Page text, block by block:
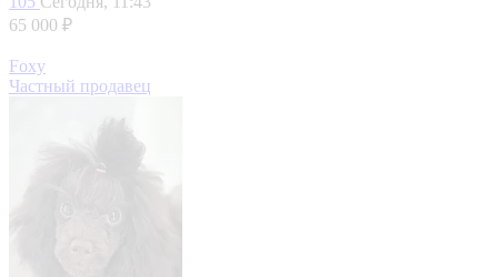
65 000 ₽
Foxy
Частный продавец